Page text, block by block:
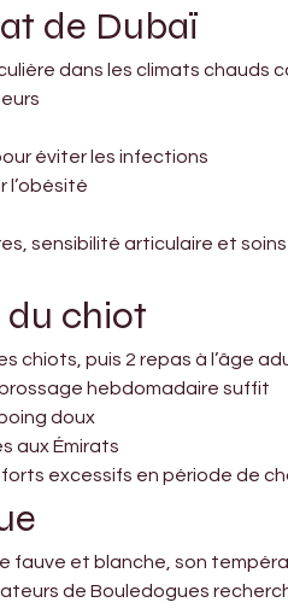
de Dubaï
dans les climats chauds
éviter les infections
l’obésité
sensibilité articulaire et
du chiot
chiots, puis 2 repas à l’âge
hebdomadaire suffit
doux
aux Émirats
excessifs en période de
fauve et blanche, son
de Bouledogues